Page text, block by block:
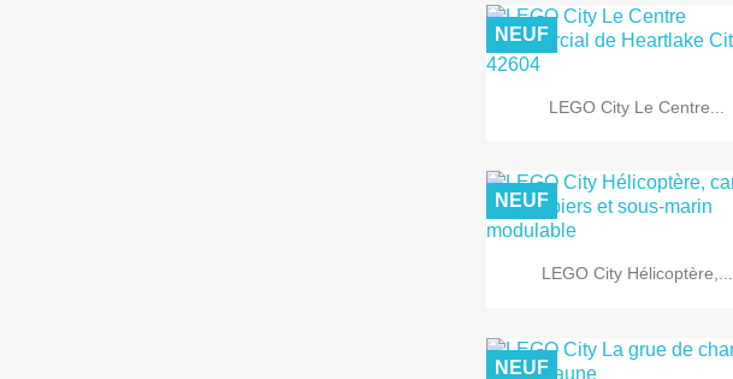
 Aperçu rapide
LEGO City Le Centre...
NEUF
 Aperçu rapide
LEGO City Hélicoptère,...
NEUF
NEUF